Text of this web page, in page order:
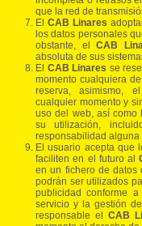
que la red de
El CAB Linares
los datos personales
obstante, el CAB
absoluta de sus
El CAB Linares se
momento cualquiera
reserva, asimismo,
cualquier momento y
uso del web, así como
su utilización,
responsabilidad alguna
El usuario acepta que
faciliten en el futuro al
en un fichero de datos
podrán ser utilizados
publicidad conforme
servicio y la gestión
responsable elCAB